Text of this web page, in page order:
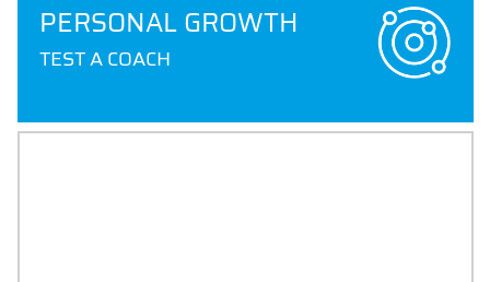
PERSONAL GROWTH
TEST A COACH